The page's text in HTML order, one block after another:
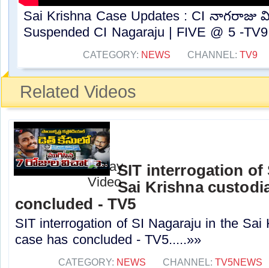
Sai Krishna Case Updates : CI
Suspended CI Nagaraju | FIVE @ 5 -
CATEGORY: NEWS CHANNEL: TV9
Related Videos
SIT interrogation of
Sai Krishna
concluded - TV5
SIT interrogation of SI Nagaraju in the Sai
case has concluded - TV5.....»»
CATEGORY: NEWS CHANNEL: TV5NEWS